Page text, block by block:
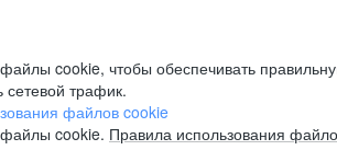
cookie, чтобы обеспечивать
сетевой трафик.
файлов cookie
cookie. Правила использования